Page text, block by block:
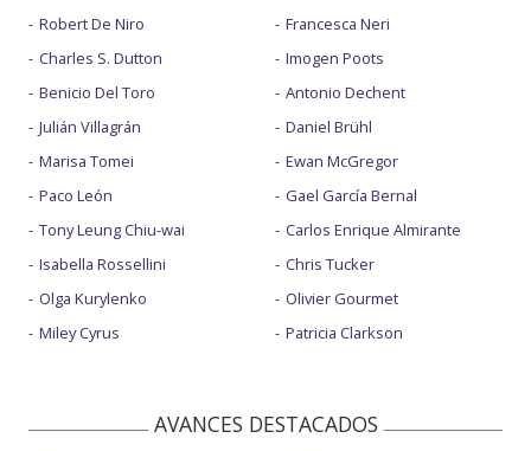
Robert De Niro
Charles S. Dutton
Benicio Del Toro
Julián Villagrán
Marisa Tomei
Paco León
Tony Leung Chiu-wai
Isabella Rossellini
Olga Kurylenko
Miley Cyrus
Francesca Neri
Imogen Poots
Antonio Dechent
Daniel Brühl
Ewan McGregor
Gael García Bernal
Carlos Enrique Almirante
Chris Tucker
Olivier Gourmet
Patricia Clarkson
AVANCES DESTACADOS